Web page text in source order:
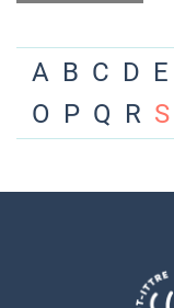
A B C D E
O P Q R S